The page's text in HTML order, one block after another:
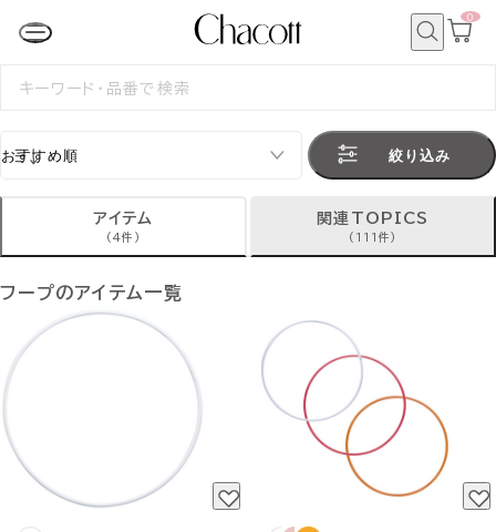
カ
0
検
絞り込み
アイテム
(4件)
関連TOPICS
(111件)
フープのアイテム一覧